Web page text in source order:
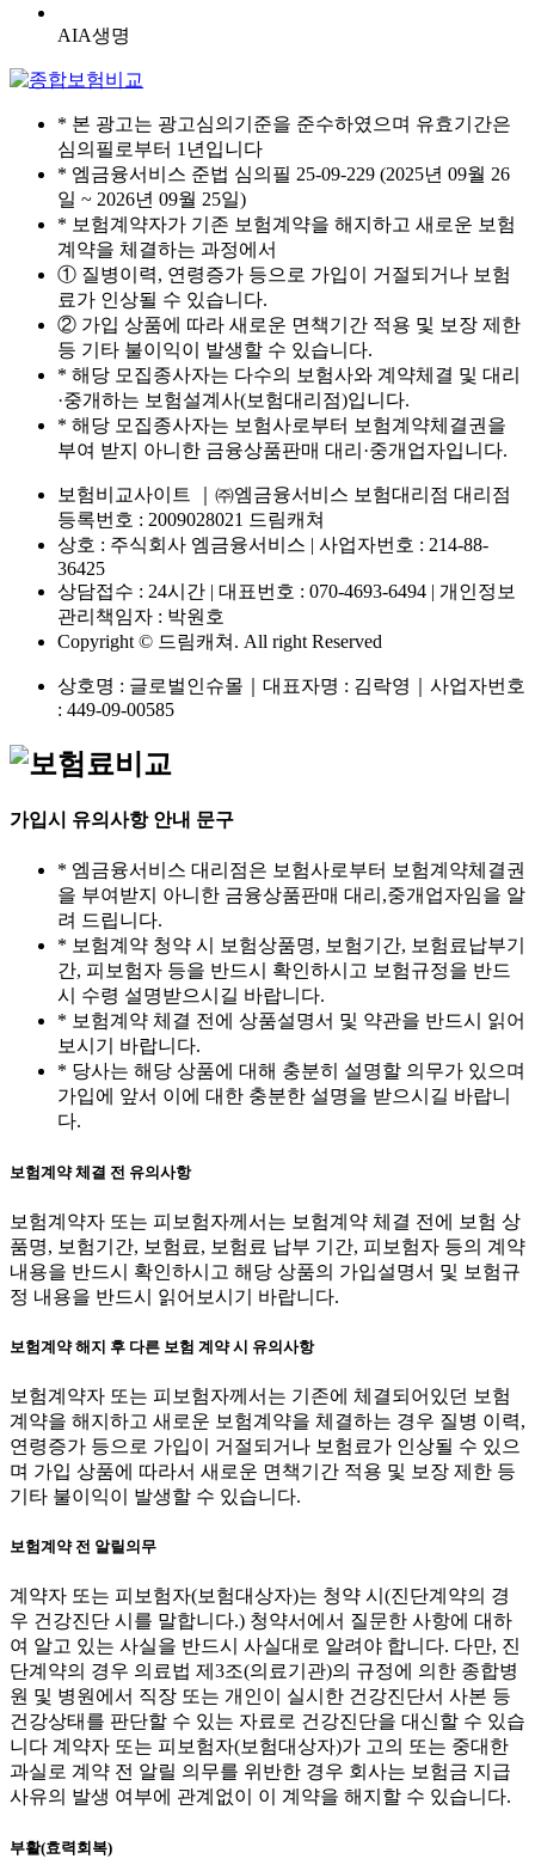
AIA생명
* 본 광고는 광고심의기준을 준수하였으며 유효기간은
심의필로부터 1년입니다
* 엠금융서비스 준법 심의필 25-09-229 (2025년 09월 26
일 ~ 2026년 09월 25일)
* 보험계약자가 기존 보험계약을 해지하고 새로운 보험
계약을 체결하는 과정에서
① 질병이력, 연령증가 등으로 가입이 거절되거나 보험
료가 인상될 수 있습니다.
② 가입 상품에 따라 새로운 면책기간 적용 및 보장 제한
등 기타 불이익이 발생할 수 있습니다.
* 해당 모집종사자는 다수의 보험사와 계약체결 및 대리
·중개하는 보험설계사(보험대리점)입니다.
* 해당 모집종사자는 보험사로부터 보험계약체결권을
부여 받지 아니한 금융상품판매 대리·중개업자입니다.
보험비교사이트 ｜㈜엠금융서비스 보험대리점 대리점
등록번호 : 2009028021 드림캐쳐
상호 : 주식회사 엠금융서비스 | 사업자번호 : 214-88-
36425
상담접수 : 24시간 | 대표번호 : 070-4693-6494 | 개인정보
관리책임자 : 박원호
Copyright © 드림캐쳐. All right Reserved
상호명 : 글로벌인슈몰｜대표자명 : 김락영｜사업자번호
: 449-09-00585
가입시 유의사항 안내 문구
* 엠금융서비스 대리점은 보험사로부터 보험계약체결권
을 부여받지 아니한 금융상품판매 대리,중개업자임을 알
려 드립니다.
* 보험계약 청약 시 보험상품명, 보험기간, 보험료납부기
간, 피보험자 등을 반드시 확인하시고 보험규정을 반드
시 수령 설명받으시길 바랍니다.
* 보험계약 체결 전에 상품설명서 및 약관을 반드시 읽어
보시기 바랍니다.
* 당사는 해당 상품에 대해 충분히 설명할 의무가 있으며
가입에 앞서 이에 대한 충분한 설명을 받으시길 바랍니
다.
보험계약 체결 전 유의사항
보험계약자 또는 피보험자께서는 보험계약 체결 전에 보험 상
품명, 보험기간, 보험료, 보험료 납부 기간, 피보험자 등의 계약
내용을 반드시 확인하시고 해당 상품의 가입설명서 및 보험규
정 내용을 반드시 읽어보시기 바랍니다.
보험계약 해지 후 다른 보험 계약 시 유의사항
보험계약자 또는 피보험자께서는 기존에 체결되어있던 보험
계약을 해지하고 새로운 보험계약을 체결하는 경우 질병 이력,
연령증가 등으로 가입이 거절되거나 보험료가 인상될 수 있으
며 가입 상품에 따라서 새로운 면책기간 적용 및 보장 제한 등
기타 불이익이 발생할 수 있습니다.
보험계약 전 알릴의무
계약자 또는 피보험자(보험대상자)는 청약 시(진단계약의 경
우 건강진단 시를 말합니다.) 청약서에서 질문한 사항에 대하
여 알고 있는 사실을 반드시 사실대로 알려야 합니다. 다만, 진
단계약의 경우 의료법 제3조(의료기관)의 규정에 의한 종합병
원 및 병원에서 직장 또는 개인이 실시한 건강진단서 사본 등
건강상태를 판단할 수 있는 자료로 건강진단을 대신할 수 있습
니다 계약자 또는 피보험자(보험대상자)가 고의 또는 중대한
과실로 계약 전 알릴 의무를 위반한 경우 회사는 보험금 지급
사유의 발생 여부에 관계없이 이 계약을 해지할 수 있습니다.
부활(효력회복)